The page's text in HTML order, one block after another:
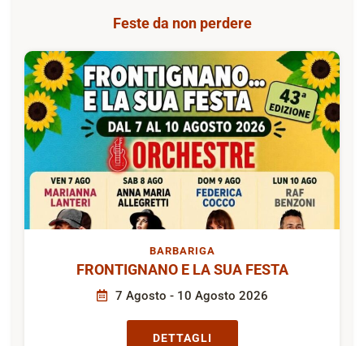
Feste da non perdere
BARBARIGA
FRONTIGNANO E LA SUA FESTA
7 Agosto - 10 Agosto 2026
DETTAGLI